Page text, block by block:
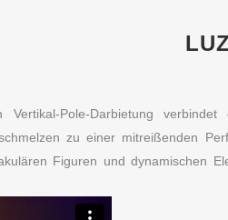
Vertikal-Pole-Darbietung
zu einer mitreißenden
Figuren und dynamischen